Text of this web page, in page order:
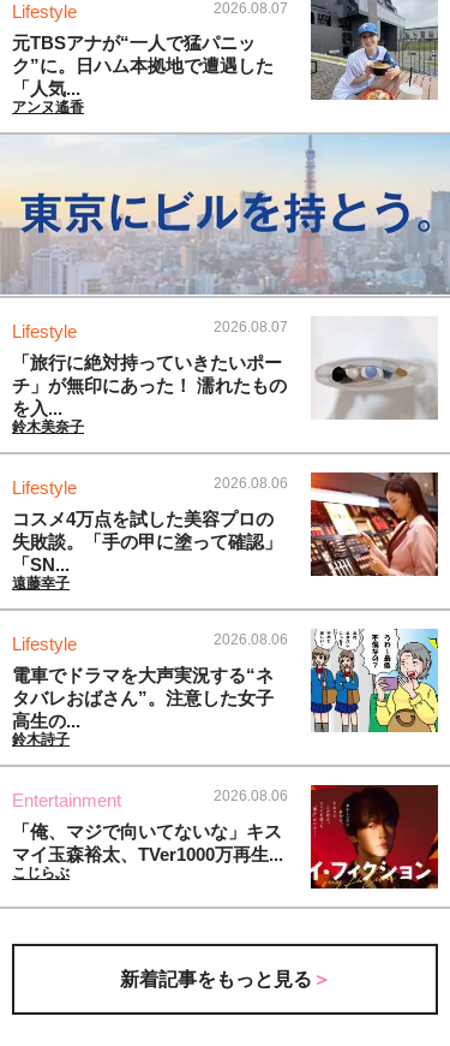
Lifestyle 2026.08.07
元TBSアナが“一人で猛パニッ
ク”に。日ハム本拠地で遭遇した
「人気...
アンヌ遙香
Lifestyle 2026.08.07
「旅行に絶対持っていきたいポー
チ」が無印にあった！ 濡れたもの
を入...
鈴木美奈子
Lifestyle 2026.08.06
コスメ4万点を試した美容プロの
失敗談。「手の甲に塗って確認」
「SN...
遠藤幸子
Lifestyle 2026.08.06
電車でドラマを大声実況する“ネ
タバレおばさん”。注意した女子
高生の...
鈴木詩子
Entertainment 2026.08.06
「俺、マジで向いてないな」キス
マイ玉森裕太、TVer1000万再生...
こじらぶ
新着記事をもっと見る